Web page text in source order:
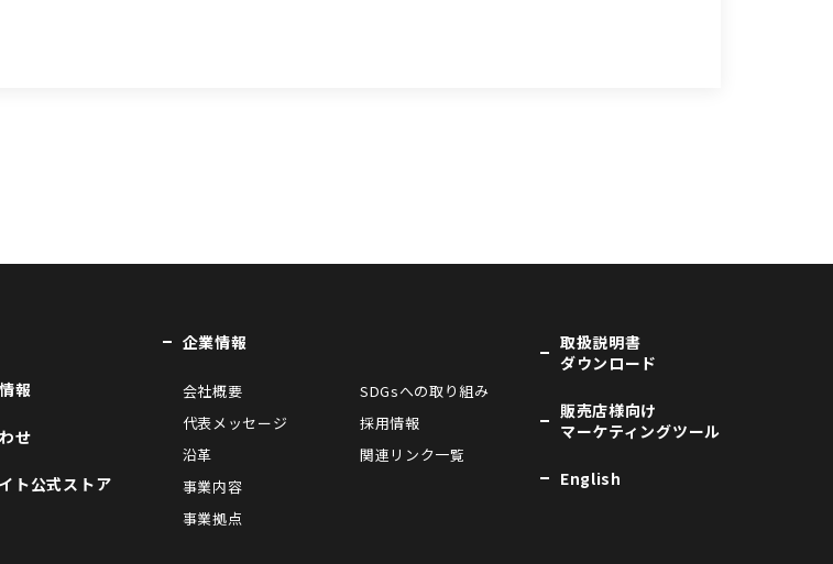
報
せ
ト公式ストア
企業情報
会社概要
代表メッセージ
沿革
事業内容
事業拠点
SDGsへの取り組み
採用情報
関連リンク一覧
取扱説明書
ダウンロード
販売店様向け
マーケティングツール
English